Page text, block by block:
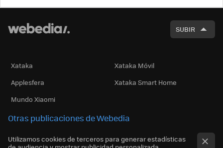
SUBIR
Xataka
Xataka Móvil
Applesfera
Xataka Smart Home
Mundo Xiaomi
Otras publicaciones de Webedia
Utilizamos cookies de terceros para generar estadísticas